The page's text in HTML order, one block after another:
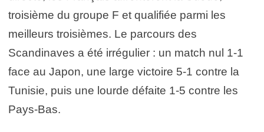
troisième du groupe F et qualifiée parmi les
meilleurs troisièmes. Le parcours des
Scandinaves a été irrégulier : un match nul 1-1
face au Japon, une large victoire 5-1 contre la
Tunisie, puis une lourde défaite 1-5 contre les
Pays-Bas.